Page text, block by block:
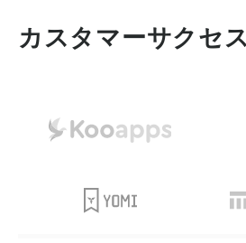
カスタマーサクセ